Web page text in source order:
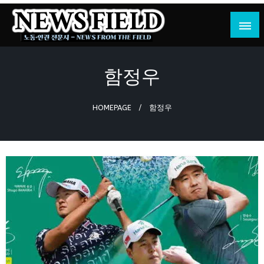
Skip
content
뉴스필드
노동·인권 전문지
함정우
HOMEPAGE 함정우